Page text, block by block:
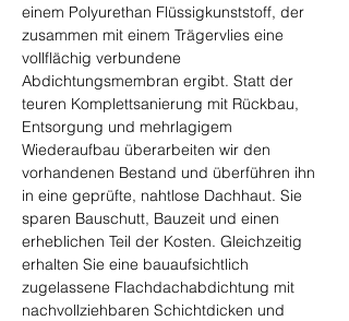
einem Polyurethan Flüssigkunststoff, der
zusammen mit einem Trägervlies eine
vollflächig verbundene
Abdichtungsmembran ergibt. Statt der
teuren Komplettsanierung mit Rückbau,
Entsorgung und mehrlagigem
Wiederaufbau überarbeiten wir den
vorhandenen Bestand und überführen ihn
in eine geprüfte, nahtlose Dachhaut. Sie
sparen Bauschutt, Bauzeit und einen
erheblichen Teil der Kosten. Gleichzeitig
erhalten Sie eine bauaufsichtlich
zugelassene Flachdachabdichtung mit
nachvollziehbaren Schichtdicken und